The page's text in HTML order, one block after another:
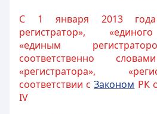
С 1 января 2013 года
регистратор»,
«единым
соответственно
«регистратора»,
соответствии сЗаконом РК
IV